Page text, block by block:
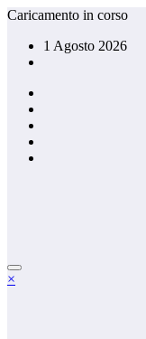
Vai
contenuto
Caricamento in corso
1 Agosto 2026
×